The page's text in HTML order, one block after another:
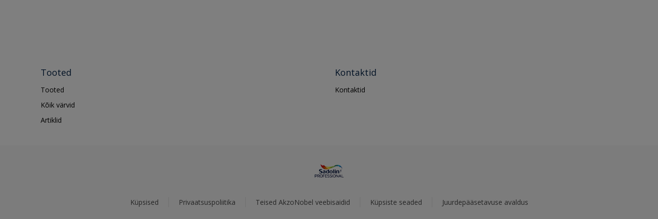
Tooted
Tooted
Kõik värvid
Artiklid
Kontaktid
Kontaktid
Küpsised Privaatsuspoliitika Teised AkzoNobel veebisaidid Küpsiste seaded Juurdepääsetavuse avaldus